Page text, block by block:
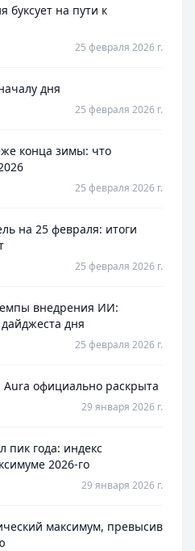
буксует на пути к
25 февраля 2026 г.
дня
25 февраля 2026 г.
конца зимы: что
25 февраля 2026 г.
на 25 февраля: итоги
25 февраля 2026 г.
внедрения ИИ:
дня
25 февраля 2026 г.
официально раскрыта
29 января 2026 г.
пик года: индекс
2026-го
29 января 2026 г.
максимум, превысив